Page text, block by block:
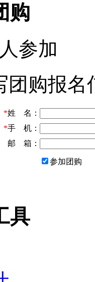
购
人参加
团购报名
*姓 名：
*手 机：
邮 箱：
参加团购
具